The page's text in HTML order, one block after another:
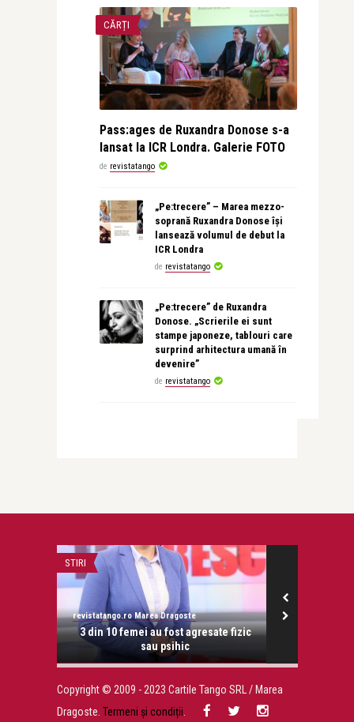
CĂRȚI
Pass:ages de Ruxandra Donose s-a
lansat la ICR Londra. Galerie FOTO
de revistatango
„Pe:trecere” – Marea mezzo-
soprană Ruxandra Donose își
lansează volumul de debut la
ICR Londra
de revistatango
„Pe:trecere” de Ruxandra
Donose. „Scrierile ei sunt
stampe japoneze, tablouri care
surprind arhitectura umană în
devenire”
de revistatango
STIRI
revistatango.ro Marea Dragoste
3 din 10 femei au fost agresate fizic
sau psihic
Copyright © 2009 - 2023 Cartile Tango SRL / Marea
Dragoste. Termeni și condiții